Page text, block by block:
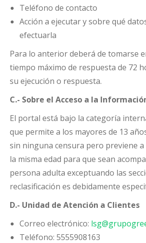
Teléfono de contacto
Acción a ejecutar y sobre qué
efectuarla
Para lo anterior deberá de tomarse
tiempo máximo de respuesta de 72
su ejecución o respuesta.
C.- Sobre el Acceso a la
El portal está bajo la categoría
que permite a los mayores de 13
sin ninguna censura pero previene
la misma edad para que sean
persona adulta exceptuando las
reclasificación es debidamente
D.- Unidad de Atención a Clientes
Correo electrónico:
Teléfono: 5555908163